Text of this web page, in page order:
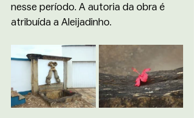
nesse período. A autoria da obra é
atribuída a Aleijadinho.